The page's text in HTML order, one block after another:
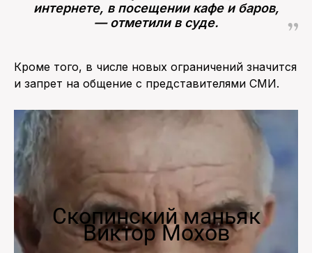
интернете, в посещении кафе и баров,
— отметили в суде.
Кроме того, в числе новых ограничений значится
и запрет на общение с представителями СМИ.
Скопинский маньяк
Виктор Мохов